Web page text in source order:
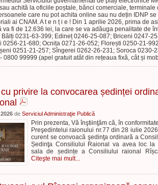
achită la oficiile poștale, bănci comerciale, terminale
care nu pot achita online sau nu dețin IDNP
ai CNAM. A t e n ț i e ! Din 1 aprilie 2026, prima de
va fi de 12.636 lei, la care se va adăuga penalitate de
Bălți 0231-63-399; Edineț 0246-25-087; Briceni 0247-
0256-21-680; Ocnița 0271-26-052; Florești 0250-21-
0251-21-257; Sîngerei 0262-26-231; Soroca 0230-
0800 99999 (apel gratuit atât din rețeaua fixă, cât și
privire la convocarea ședinței
de Serviciul Administraţie Publică
Prin prezenta, Vă înştiinţăm că, în
Preşedintelui raionului nr.77 din 28 iulie
curent se convoacă şedinţa ordinară a
Ședinţa Consiliului Raional va avea loc la
sala de ședințe a Consiliului raional
Citeşte mai mult...